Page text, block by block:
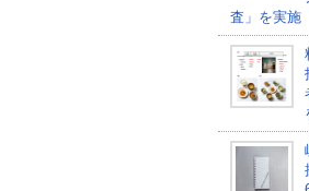
査」を実施